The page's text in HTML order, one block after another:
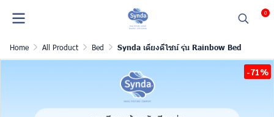
0
Home All Product Bed Synda เตียงดีไซน์ รุ่น Rainbow Bed
-71%